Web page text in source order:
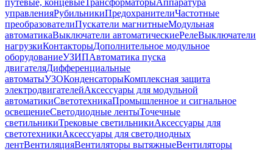
путевые, концевыеТрансформаторыАппаратура
управленияРубильникиПредохранителиЧастотные
преобразователиПускатели магнитныеМодульная
автоматикаВыключатели автоматическиеРелеВыключатели
нагрузкиКонтакторыДополнительное модульное
оборудованиеУЗИПАвтоматика пуска
двигателяДифференциальные
автоматыУЗОКонденсаторыКомплексная защита
электродвигателейАксессуары для модульной
автоматикиСветотехникаПромышленное и сигнальное
освещениеСветодиодные лентыТочечные
светильникиТрековые светильникиАксессуары для
светотехникиАксессуары для светодиодных
лентВентиляцияВентиляторы вытяжныеВентиляторы